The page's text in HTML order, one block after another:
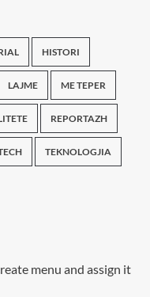
HISTORI
LAJME ME TEPER
REPORTAZH
TEKNOLOGJIA
menu and assign it